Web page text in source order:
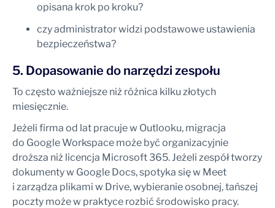
opisana krok po kroku?
czy administrator widzi podstawowe ustawienia
bezpieczeństwa?
5. Dopasowanie do narzędzi zespołu
To często ważniejsze niż różnica kilku złotych
miesięcznie.
Jeżeli firma od lat pracuje w Outlooku, migracja
do Google Workspace może być organizacyjnie
droższa niż licencja Microsoft 365. Jeżeli zespół tworzy
dokumenty w Google Docs, spotyka się w Meet
i zarządza plikami w Drive, wybieranie osobnej, tańszej
poczty może w praktyce rozbić środowisko pracy.